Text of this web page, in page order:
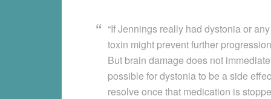
“If Jennings really had dystonia or
toxin might prevent further
But brain damage does not
possible for dystonia to be a side
resolve once that medication is